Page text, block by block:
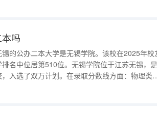
吗
的公办二本大学是无锡学院。该校在2025年校
名中位居第510位。无锡学院位于江苏无锡，
入选了双万计划。在录取分数线方面：物理类
招生时，无锡学院04组录取分数线最低，为521